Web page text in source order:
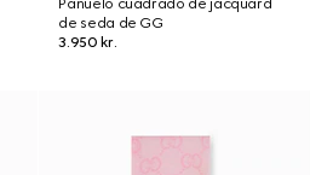
Pañuelo cuadrado de jacquard
de seda de GG
3.950 kr.